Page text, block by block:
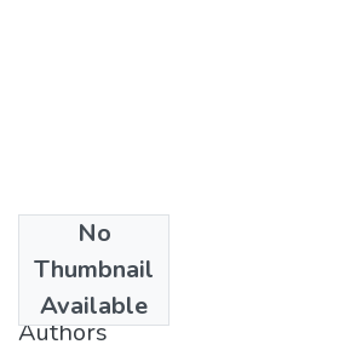
No
Thumbnail
Available
1991
Authors